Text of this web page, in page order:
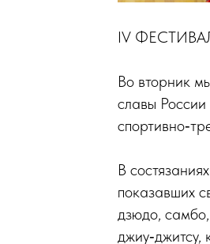
IV
Во вторник
славы
В
показавших
дзюдо,